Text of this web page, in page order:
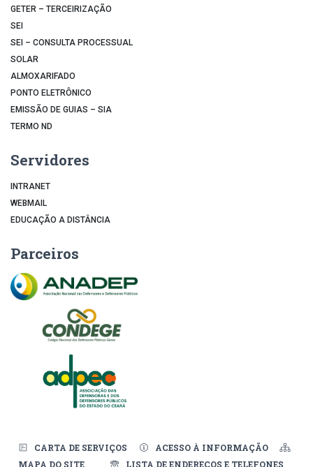
GETER – TERCEIRIZAÇÃO
SEI
SEI – CONSULTA PROCESSUAL
SOLAR
ALMOXARIFADO
PONTO ELETRÔNICO
EMISSÃO DE GUIAS – SIA
TERMO ND
Servidores
INTRANET
WEBMAIL
EDUCAÇÃO A DISTÂNCIA
Parceiros
CARTA DE SERVIÇOS
ACESSO À INFORMAÇÃO
MAPA DO SITE
LISTA DE ENDEREÇOS E TELEFONES